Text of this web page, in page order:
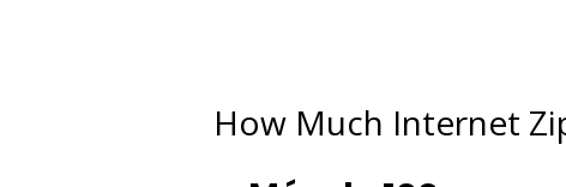
How Much Internet